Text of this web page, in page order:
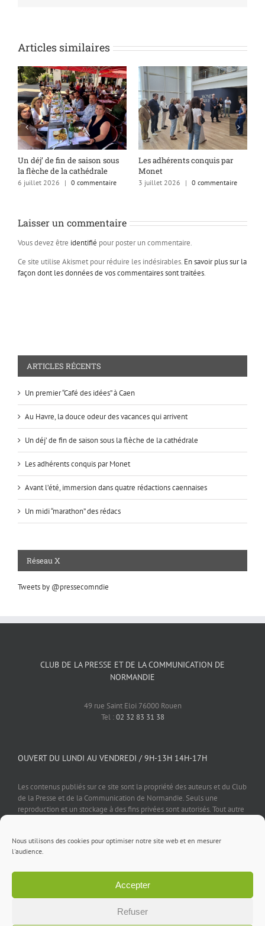
Nous utilisons des cookies pour optimiser notre site web et en mesurer
l'audience.
Accepter
Refuser
Articles similaires
Un déj’ de fin de saison sous
la flèche de la cathédrale
6 juillet 2026 | 0 commentaire
Les adhérents conquis par
Monet
3 juillet 2026 | 0 commentaire
Laisser un commentaire
Vous devez être identifié pour poster un commentaire.
Ce site utilise Akismet pour réduire les indésirables. En savoir plus sur la
façon dont les données de vos commentaires sont traitées.
ARTICLES RÉCENTS
Un premier “Café des idées” à Caen
Au Havre, la douce odeur des vacances qui arrivent
Un déj’ de fin de saison sous la flèche de la cathédrale
Les adhérents conquis par Monet
Avant l’été, immersion dans quatre rédactions caennaises
Un midi “marathon” des rédacs
Réseau X
Tweets by @pressecomndie
CLUB DE LA PRESSE ET DE LA COMMUNICATION DE
NORMANDIE
49 rue Saint Eloi 76000 Rouen
Tel :02 32 83 31 38
OUVERT DU LUNDI AU VENDREDI / 9H-13H 14H-17H
Les contenus publiés sur ce site sont la propriété des auteurs et du Club
de la Presse et de la Communication de Normandie. Seuls une
reproduction et un stockage à des fins privées sont autorisés. Tout autre